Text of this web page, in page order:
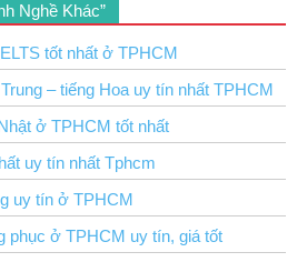
Nghề Khác”
tốt nhất ở TPHCM
– tiếng Hoa uy tín nhất TPHCM
ở TPHCM tốt nhất
uy tín nhất Tphcm
uy tín ở TPHCM
phục ở TPHCM uy tín, giá tốt